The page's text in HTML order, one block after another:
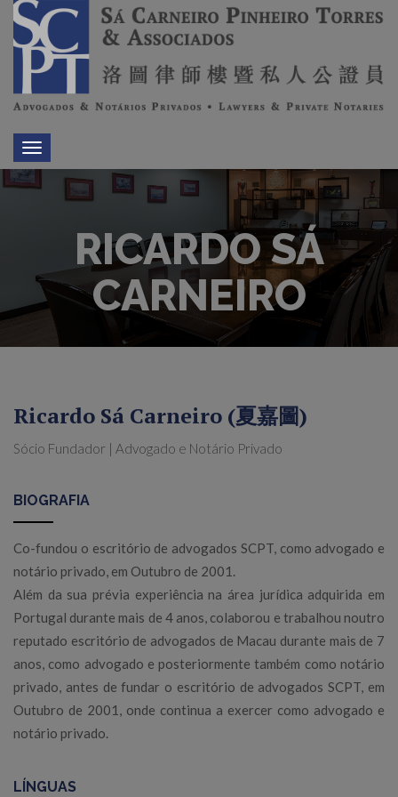
Toggle
navigation
RICARDO SÁ
CARNEIRO
Ricardo Sá Carneiro (夏嘉圖)
Sócio Fundador | Advogado e Notário Privado
BIOGRAFIA
Co-fundou o escritório de advogados SCPT, como advogado e
notário privado, em Outubro de 2001.
Além da sua prévia experiência na área jurídica adquirida em
Portugal durante mais de 4 anos, colaborou e trabalhou noutro
reputado escritório de advogados de Macau durante mais de 7
anos, como advogado e posteriormente também como notário
privado, antes de fundar o escritório de advogados SCPT, em
Outubro de 2001, onde continua a exercer como advogado e
notário privado.
LÍNGUAS